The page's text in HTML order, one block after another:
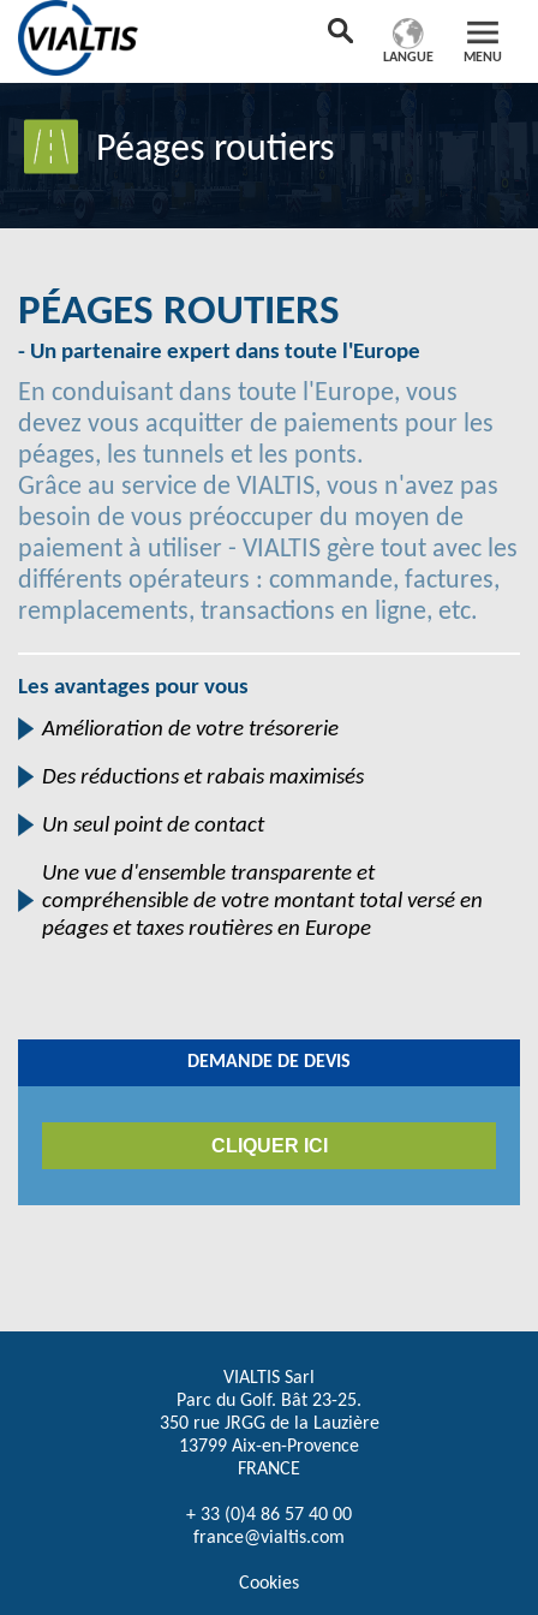
MENU
LANGUE
Péages routiers
PÉAGES ROUTIERS
- Un partenaire expert dans toute l'Europe
En conduisant dans toute l'Europe, vous
devez vous acquitter de paiements pour les
péages, les tunnels et les ponts.
Grâce au service de VIALTIS, vous n'avez pas
besoin de vous préoccuper du moyen de
paiement à utiliser - VIALTIS gère tout avec les
différents opérateurs : commande, factures,
remplacements, transactions en ligne, etc.
Les avantages pour vous
Amélioration de votre trésorerie
Des réductions et rabais maximisés
Un seul point de contact
Une vue d'ensemble transparente et
compréhensible de votre montant total versé en
péages et taxes routières en Europe
DEMANDE DE DEVIS
CLIQUER ICI
VIALTIS Sarl
Parc du Golf. Bât 23-25.
350 rue JRGG de la Lauzière
13799 Aix-en-Provence
FRANCE
+ 33 (0)4 86 57 40 00
france@vialtis.com
Cookies